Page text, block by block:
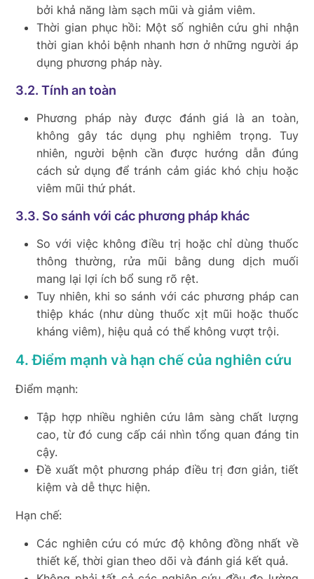
bởi khả năng làm sạch mũi và giảm viêm.
Thời gian phục hồi: Một số nghiên cứu ghi nhận
thời gian khỏi bệnh nhanh hơn ở những người áp
dụng phương pháp này.
3.2. Tính an toàn
Phương pháp này được đánh giá là an toàn,
không gây tác dụng phụ nghiêm trọng. Tuy
nhiên, người bệnh cần được hướng dẫn đúng
cách sử dụng để tránh cảm giác khó chịu hoặc
viêm mũi thứ phát.
3.3. So sánh với các phương pháp khác
So với việc không điều trị hoặc chỉ dùng thuốc
thông thường, rửa mũi bằng dung dịch muối
mang lại lợi ích bổ sung rõ rệt.
Tuy nhiên, khi so sánh với các phương pháp can
thiệp khác (như dùng thuốc xịt mũi hoặc thuốc
kháng viêm), hiệu quả có thể không vượt trội.
4. Điểm mạnh và hạn chế của nghiên cứu
Điểm mạnh:
Tập hợp nhiều nghiên cứu lâm sàng chất lượng
cao, từ đó cung cấp cái nhìn tổng quan đáng tin
cậy.
Đề xuất một phương pháp điều trị đơn giản, tiết
kiệm và dễ thực hiện.
Hạn chế:
Các nghiên cứu có mức độ không đồng nhất về
thiết kế, thời gian theo dõi và đánh giá kết quả.